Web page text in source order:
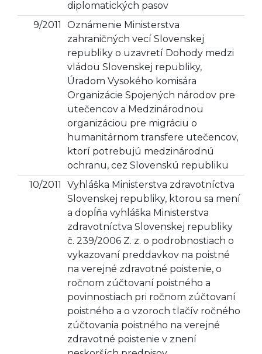
diplomatických pasov
9/2011
Oznámenie Ministerstva
zahraničných vecí Slovenskej
republiky o uzavretí Dohody medzi
vládou Slovenskej republiky,
Úradom Vysokého komisára
Organizácie Spojených národov pre
utečencov a Medzinárodnou
organizáciou pre migráciu o
humanitárnom transfere utečencov,
ktorí potrebujú medzinárodnú
ochranu, cez Slovenskú republiku
10/2011
Vyhláška Ministerstva zdravotníctva
Slovenskej republiky, ktorou sa mení
a dopĺňa vyhláška Ministerstva
zdravotníctva Slovenskej republiky
č. 239/2006 Z. z. o podrobnostiach o
vykazovaní preddavkov na poistné
na verejné zdravotné poistenie, o
ročnom zúčtovaní poistného a
povinnostiach pri ročnom zúčtovaní
poistného a o vzoroch tlačív ročného
zúčtovania poistného na verejné
zdravotné poistenie v znení